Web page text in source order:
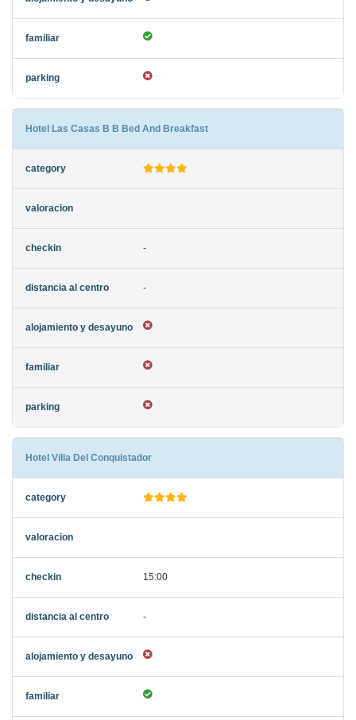
Hotel Las Casas B B Bed And Breakfast
-
-
Hotel Villa Del Conquistador
15:00
-